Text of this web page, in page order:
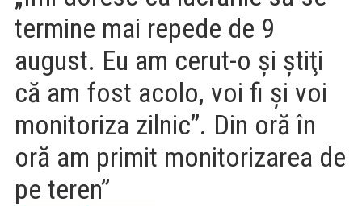
termine mai repede de 9
august. Eu am cerut-o şi ştiţi
că am fost acolo, voi fi şi voi
monitoriza zilnic”. Din oră în
oră am primit monitorizarea de
pe teren”